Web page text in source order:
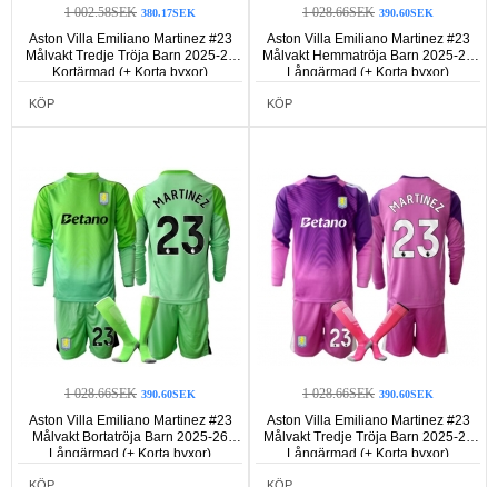
1 002.58SEK 380.17SEK
Aston Villa Emiliano Martinez #23
Målvakt Tredje Tröja Barn 2025-26
Kortärmad (+ Korta byxor)
KÖP
1 028.66SEK 390.60SEK
Aston Villa Emiliano Martinez #23
Målvakt Hemmatröja Barn 2025-26
Långärmad (+ Korta byxor)
KÖP
1 028.66SEK 390.60SEK
Aston Villa Emiliano Martinez #23
Målvakt Bortatröja Barn 2025-26
Långärmad (+ Korta byxor)
1 028.66SEK 390.60SEK
Aston Villa Emiliano Martinez #23
Målvakt Tredje Tröja Barn 2025-26
Långärmad (+ Korta byxor)